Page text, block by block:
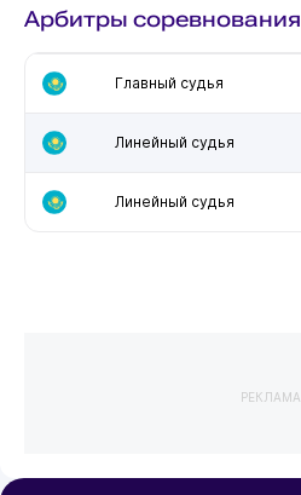
Арбитры соревнования
Главный судья
Линейный судья
Линейный судья
РЕКЛАМА